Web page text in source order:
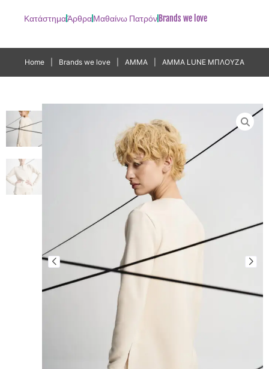
ΚατάστημαΆρθραΜαθαίνω Πατρόν Brands we love
Home Brands we love AMMA AMMA LUNE ΜΠΛΟΥΖΑ